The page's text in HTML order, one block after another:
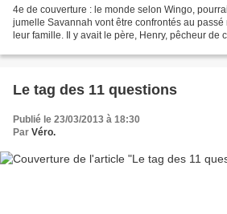
4e de couverture : le monde selon Wingo,
jumelle Savannah vont être confrontés au passé
leur famille. Il y avait le père, Henry, pêcheur de
Le tag des 11 questions
Publié le 23/03/2013 à 18:30
Par Véro.